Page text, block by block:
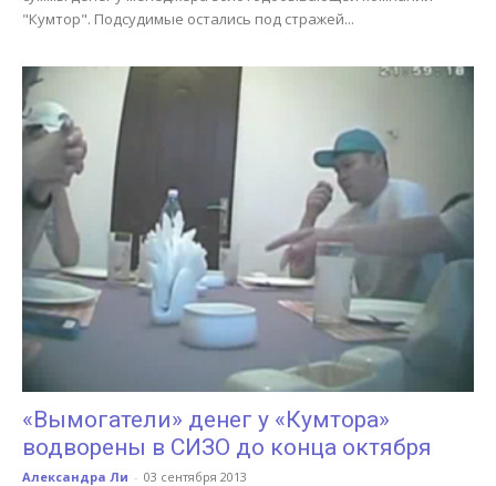
"Кумтор". Подсудимые остались под стражей...
«Вымогатели» денег у «Кумтора»
водворены в СИЗО до конца октября
Александра Ли - 03 сентября 2013